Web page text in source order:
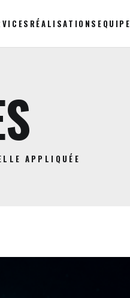
RÉALISATIONS EQUIPE
APPLIQUÉE